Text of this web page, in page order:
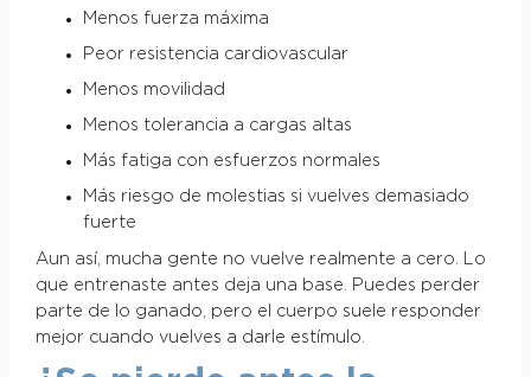
Menos fuerza máxima
Peor resistencia cardiovascular
Menos movilidad
Menos tolerancia a cargas altas
Más fatiga con esfuerzos normales
Más riesgo de molestias si vuelves demasiado
fuerte
Aun así, mucha gente no vuelve realmente a cero. Lo
que entrenaste antes deja una base. Puedes perder
parte de lo ganado, pero el cuerpo suele responder
mejor cuando vuelves a darle estímulo.